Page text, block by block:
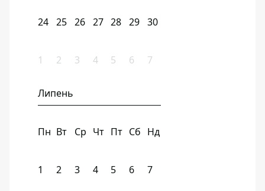
24 25 26 27 28 29 30
1 2 3 4 5 6 7
Липень
Пн Вт Ср Чт Пт Сб Нд
1 2 3 4 5 6 7